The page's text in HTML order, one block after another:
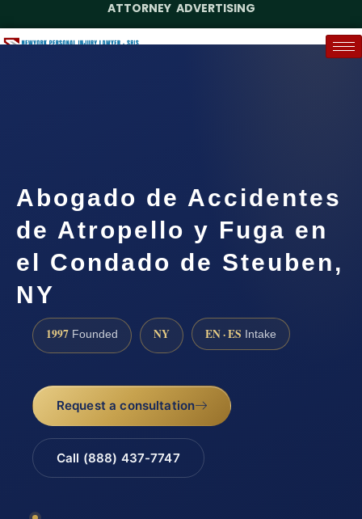
ATTORNEY ADVERTISING
Abogado de Accidentes
de Atropello y Fuga en
el Condado de Steuben,
NY
1997 Founded NY EN · ES Intake
Request a consultation
Call (888) 437-7747